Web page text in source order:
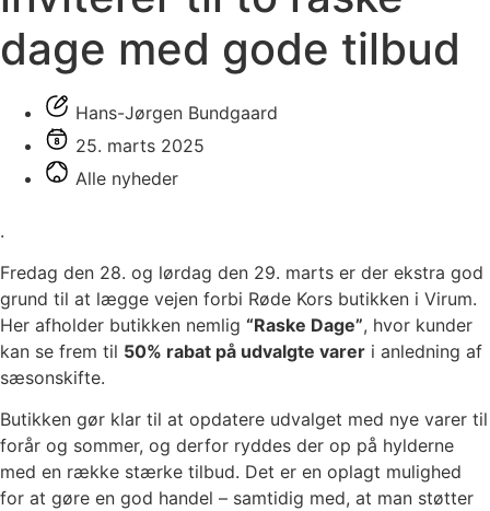
dage med gode tilbud
Hans-Jørgen Bundgaard
25. marts 2025
Alle nyheder
.
Fredag den 28. og lørdag den 29. marts er der ekstra god
grund til at lægge vejen forbi Røde Kors butikken i Virum.
Her afholder butikken nemlig “Raske Dage”, hvor kunder
kan se frem til 50% rabat på udvalgte varer i anledning af
sæsonskifte.
Butikken gør klar til at opdatere udvalget med nye varer til
forår og sommer, og derfor ryddes der op på hylderne
med en række stærke tilbud. Det er en oplagt mulighed
for at gøre en god handel – samtidig med, at man støtter